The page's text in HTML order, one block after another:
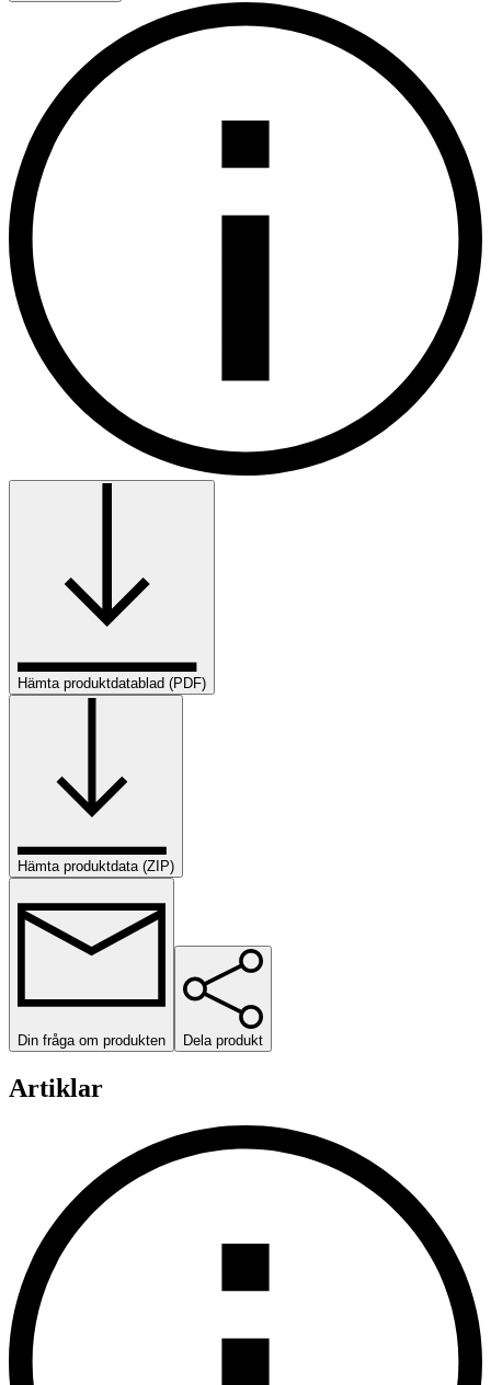
Hämta produktdatablad (PDF)
Hämta produktdata (ZIP)
Din fråga om produkten Dela produkt
Artiklar